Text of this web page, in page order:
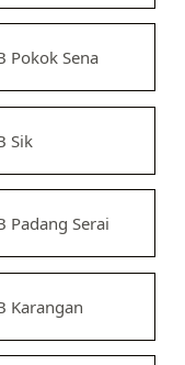
Pokok Sena
Sik
Padang Serai
Karangan